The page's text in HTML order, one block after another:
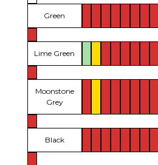
Green
Lime Green
Moonstone
Grey
Black